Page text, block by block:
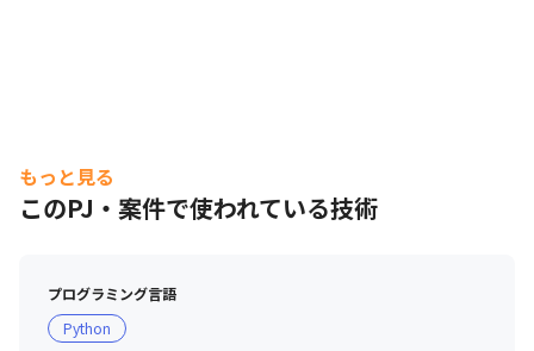
もっと見る
このPJ・案件で使われている技術
プログラミング言語
Python